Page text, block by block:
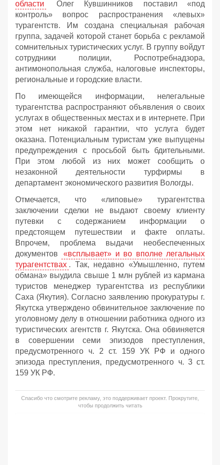
области
Олег Кувшинников поставил «под
контроль» вопрос распространения «левых»
турагентств. Им создана специальная рабочая
группа, задачей которой станет борьба с рекламой
сомнительных туристических услуг. В группу войдут
сотрудники полиции, Роспотребнадзора,
антимонопольная служба, налоговые инспекторы,
региональные и городские власти.
По имеющейся информации, нелегальные
турагентства распространяют объявления о своих
услугах в общественных местах и в интернете. При
этом нет никакой гарантии, что услуга будет
оказана. Потенциальным туристам уже выпущены
предупреждения с просьбой быть бдительными.
При этом любой из них может сообщить о
незаконной деятельности турфирмы в
департамент экономического развития Вологды.
Отмечается, что «липовые» турагентства
заключении сделки не выдают своему клиенту
путевки с содержанием информации о
предстоящем путешествии и факте оплаты.
Впрочем, проблема выдачи необеспеченных
документов
«всплывает» и во вполне легальных
турагентствах . Так, недавно «Умышленно, путем
обмана» выудила свыше 1 млн рублей из кармана
туристов менеджер турагентства из республики
Саха (Якутия). Согласно заявлению прокуратуры г.
Якутска утверждено обвинительное заключение по
уголовному делу в отношении работника одного из
туристических агентств г. Якутска. Она обвиняется
в совершении семи эпизодов преступления,
предусмотренного ч. 2 ст. 159 УК РФ и одного
эпизода преступления, предусмотренного ч. 3 ст.
159 УК РФ.
Спасибо что смотрите рекламу, это поддерживает проект. Прокрутите,
чтобы продолжить читать